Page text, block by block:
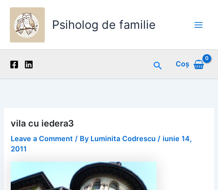
content
Psiholog de familie
SearchCoș
vila cu iedera3
Leave a Comment / By Luminita Codrescu/ iunie 14,
2011